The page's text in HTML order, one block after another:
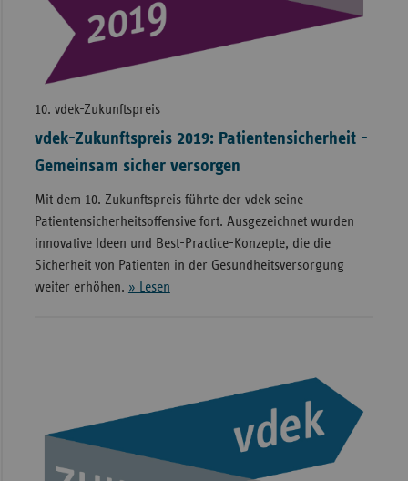
10. vdek-Zukunftspreis
vdek-Zukunftspreis 2019: Patientensicherheit -
Gemeinsam sicher versorgen
Mit dem 10. Zukunftspreis führte der vdek seine
Patientensicherheitsoffensive fort. Ausgezeichnet wurden
innovative Ideen und Best-Practice-Konzepte, die die
Sicherheit von Patienten in der Gesundheitsversorgung
weiter erhöhen. » Lesen